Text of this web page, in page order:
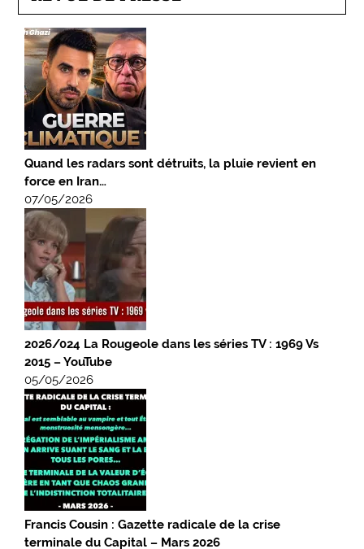
Quand les radars sont détruits, la pluie revient en
force en Iran…
07/05/2026
2026/024 La Rougeole dans les séries TV : 1969 Vs
2015 – YouTube
05/05/2026
Francis Cousin : Gazette radicale de la crise
terminale du Capital – Mars 2026